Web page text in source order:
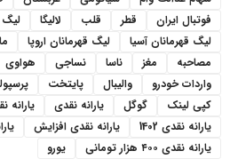
فوتبال ایران
قطر قلب لالیگا لیگ
لیگ قهرمانان آسیا
لیگ قهرمانان اروپا
مصاحبه
مغز ناسا نساجی هواوی
واردات خودرو
والیبال پایتخت
کپی لینک
گوگل یارانه نقدی
یارانه نقدی 1
یارانه نقدی 1402
یارانه نقدی افزایش
یارانه نقدی ۴۰۰ هزار تومانی
یورو